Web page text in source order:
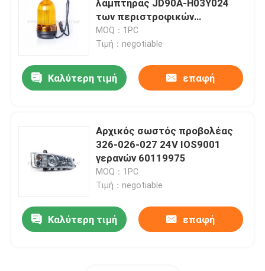
λαμπτήρας JD90A-H03Y024
των περιστροφικών
οδηγήσεων γερανών
υποστηριγμάτων
MOQ：1PC
Τιμή：negotiable
Καλύτερη τιμή επαφή
Αρχικός σωστός προβολέας
326-026-027 24V IOS9001
γερανών 60119975
MOQ：1PC
Τιμή：negotiable
Καλύτερη τιμή επαφή